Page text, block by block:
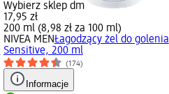
Wybierz sklep dm
17,95 zł
200 ml (8,98 zł za 100 ml)
NIVEA MENŁagodzący żel do golenia
Sensitive, 200 ml
(174)
Informacje